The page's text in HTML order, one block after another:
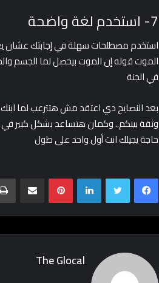
7- استخدم لغة واضحة
استخدم مصطلحات سهلة في إجابتك عشان
الموت قوله إن الموت بيحصل لما الجسم
في الجنة
بعد النصايح دي اعتقد مش هتترعب لما
وثقة بينكم.. وكمان هتساعد بشكل كبير في
حاجة يجيلك انت أول واحد على طول
Facebook
Twitter
LinkedIn
Pinterest
Print
The Glocal